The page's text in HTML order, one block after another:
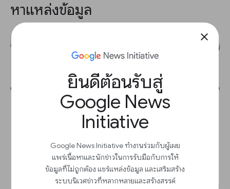
close
ยินดีต้อนรับสู่
Google News
Initiative
Google News Initiative ทำงานร่วมกับผู้เผย
แพร่เนื้อหาและนักข่าวในการรับมือกับการให้
ข้อมูลที่ไม่ถูกต้อง แชร์แหล่งข้อมูล และเสริมสร้าง
ระบบนิเวศข่าวที่หลากหลายและสร้างสรรค์
หาแหล่งข้อมูล